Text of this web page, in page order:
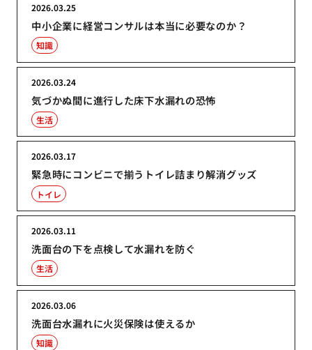
中小企業に経営コンサルは本当に必要なのか？
2026.03.25
知識
気づかぬ間に進行した床下水漏れの恐怖
2026.03.24
生活
緊急時にコンビニで揃うトイレ詰まり解消グッズ
2026.03.17
トイレ
洗面台の下を点検して水漏れを防ぐ
2026.03.11
生活
洗面台水漏れに火災保険は使えるか
2026.03.06
知識